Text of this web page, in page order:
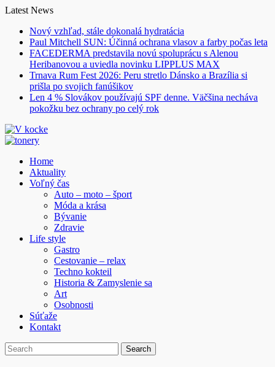
Skip
content
Latest News
Nový vzhľad, stále dokonalá hydratácia
Paul Mitchell SUN: Účinná ochrana vlasov a farby počas leta
FACEDERMA predstavila novú spoluprácu s Alenou
Heribanovou a uviedla novinku LIPPLUS MAX
Trnava Rum Fest 2026: Peru stretlo Dánsko a Brazília si
prišla po svojich fanúšikov
Len 4 % Slovákov používajú SPF denne. Väčšina necháva
pokožku bez ochrany po celý rok
Home
Aktuality
Voľný čas
Auto – moto – šport
Móda a krása
Bývanie
Zdravie
Life style
Gastro
Cestovanie – relax
Techno kokteil
Historia & Zamyslenie sa
Art
Osobnosti
Súťaže
Kontakt